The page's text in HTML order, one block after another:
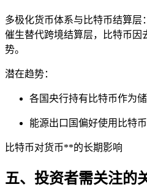
多极化货币体系与比特币结算层
催生替代跨境结算层，比特币因
势。
潜在趋势：
各国央行持有比特币作为
能源出口国偏好使用比特
比特币对货币**的长期影响
五、投资者需关注的